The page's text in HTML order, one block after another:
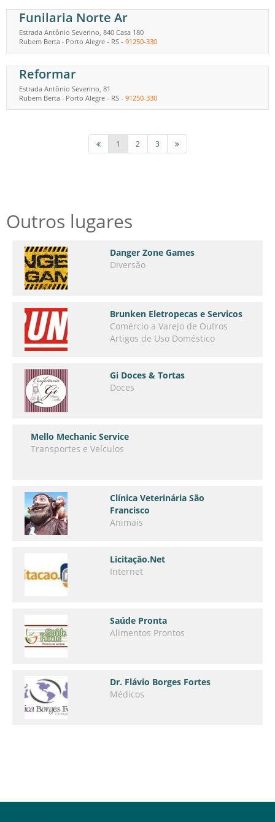
Funilaria Norte Ar
Estrada Antônio Severino, 840 Casa 180
Rubem Berta - Porto Alegre - RS - 91250-330
Reformar
Estrada Antônio Severino, 81
Rubem Berta - Porto Alegre - RS - 91250-330
1 2 3
Outros lugares
Danger Zone Games
Diversão
Brunken Eletropecas e Servicos
Comércio a Varejo de Outros
Artigos de Uso Doméstico
Gi Doces & Tortas
Doces
Mello Mechanic Service
Transportes e Veículos
Clínica Veterinária São
Francisco
Animais
Licitação.Net
Internet
Saúde Pronta
Alimentos Prontos
Dr. Flávio Borges Fortes
Médicos